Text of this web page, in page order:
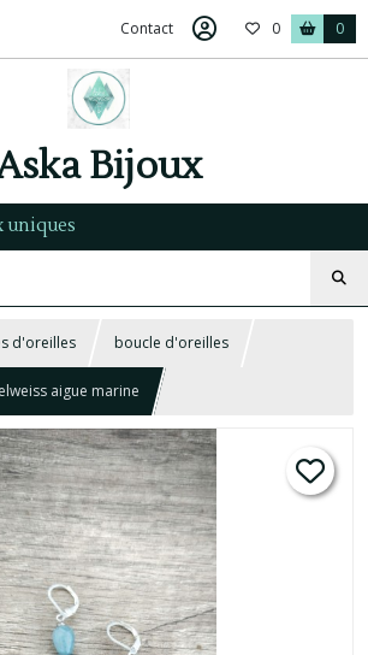
Contact 0 0
Bijoux
uniques
d'oreilles boucle d'oreilles
aigue marine